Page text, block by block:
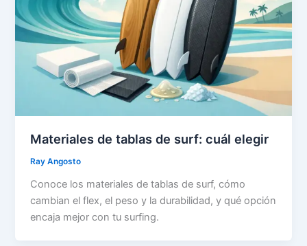
Materiales de tablas de surf: cuál elegir
Ray Angosto
Conoce los materiales de tablas de surf, cómo
cambian el flex, el peso y la durabilidad, y qué opción
encaja mejor con tu surfing.